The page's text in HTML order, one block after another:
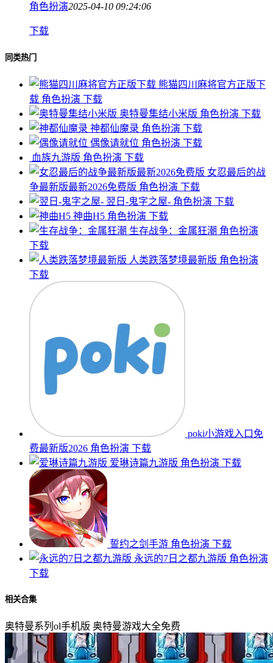
角色扮演2025-04-10 09:24:06
下载
同类热门
熊猫四川麻将官方正版下
载 角色扮演 下载
奥特曼集结小米版 角色扮演 下载
神都仙魔录 角色扮演 下载
偶像请就位 角色扮演 下载
血族九游版 角色扮演 下载
女忍最后的战
争最新版最新2026免费版 角色扮演 下载
翌日-鬼字之屋- 角色扮演 下载
神曲H5 角色扮演 下载
生存战争：金属狂潮 角色扮演
下载
人类跌落梦境最新版 角色扮演
下载
poki小游戏入口免
费最新版2026 角色扮演 下载
爱琳诗篇九游版 角色扮演 下载
誓约之剑手游 角色扮演 下载
永远的7日之都九游版 角色扮演
下载
相关合集
奥特曼系列ol手机版 奥特曼游戏大全免费